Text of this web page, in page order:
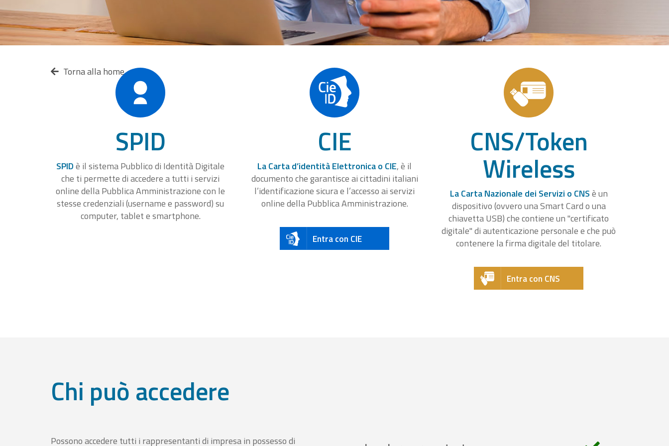
Torna alla home
SPID
SPIDè il sistema Pubblico di Identità Digitale
che ti permette di accedere a tutti i servizi
online della Pubblica Amministrazione con le
stesse credenziali (username e password) su
computer, tablet e smartphone.
CIE
La Carta d’identità Elettronica o CIE, è il
documento che garantisce ai cittadini italiani
l’identificazione sicura e l’accesso ai servizi
online della Pubblica Amministrazione.
Entra con CIE
CNS/Token
Wireless
La Carta Nazionale dei Servizi o CNSè un
dispositivo (ovvero una Smart Card o una
chiavetta USB) che contiene un "certificato
digitale" di autenticazione personale e che può
contenere la firma digitale del titolare.
Entra con CNS
Chi può accedere
Possono accedere tutti i rappresentanti di impresa in possesso di